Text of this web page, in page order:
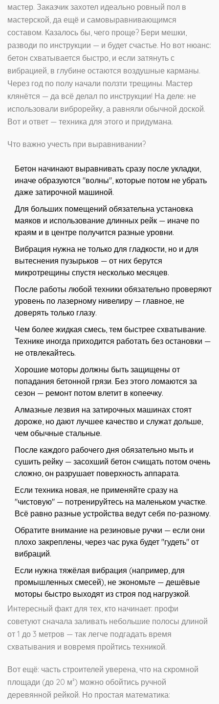
мастер. Заказчик захотел идеально ровный пол в
мастерской, да ещё и самовыравнивающимся
составом. Казалось бы, чего проще? Бери мешки,
разводи по инструкции — и будет счастье. Но вот нюанс:
бетон схватывается быстро, и если затянуть с
вибрацией, в глубине остаются воздушные карманы.
Через год по полу начали ползти трещины. Мастер
клянётся — да всё делал по инструкции! На деле: не
использовали виброрейку, а равняли обычной доской.
Вот и ответ — техника для этого и придумана.
Что важно учесть при выравнивании?
Бетон начинают выравнивать сразу после укладки,
иначе образуются "волны", которые потом не убрать
даже затирочной машиной.
Для больших помещений обязательна установка
маяков и использование длинных рейк — иначе по
краям и в центре получится разные уровни.
Вибрация нужна не только для гладкости, но и для
вытеснения пузырьков — от них берутся
микротрещины спустя несколько месяцев.
После работы любой техники обязательно проверяют
уровень по лазерному нивелиру — главное, не
доверять только глазу.
Чем более жидкая смесь, тем быстрее схватывание.
Технике иногда приходится работать без остановки —
не отвлекайтесь.
Хорошие моторы должны быть защищены от
попадания бетонной грязи. Без этого ломаются за
сезон — ремонт потом влетит в копеечку.
Алмазные лезвия на затирочных машинах стоят
дороже, но дают лучшее качество и служат дольше,
чем обычные стальные.
После каждого рабочего дня обязательно мыть и
сушить рейку — засохший бетон счищать потом очень
сложно, он разрушает поверхность аппарата.
Если техника новая, не применяйте сразу на
"чистовую" — потренируйтесь на маленьком участке.
Всё равно разные устройства ведут себя по-разному.
Обратите внимание на резиновые ручки — если они
плохо закреплены, через час рука будет "гудеть" от
вибраций.
Если нужна тяжёлая вибрация (например, для
промышленных смесей), не экономьте — дешёвые
моторы быстро выходят из строя под нагрузкой.
Интересный факт для тех, кто начинает: профи
советуют сначала заливать небольшие полосы длиной
от 1 до 3 метров — так легче подгадать время
схватывания и вовремя пройтись техникой.
Вот ещё: часть строителей уверена, что на скромной
площади (до 20 м²) можно обойтись ручной
деревянной рейкой. Но простая математика: